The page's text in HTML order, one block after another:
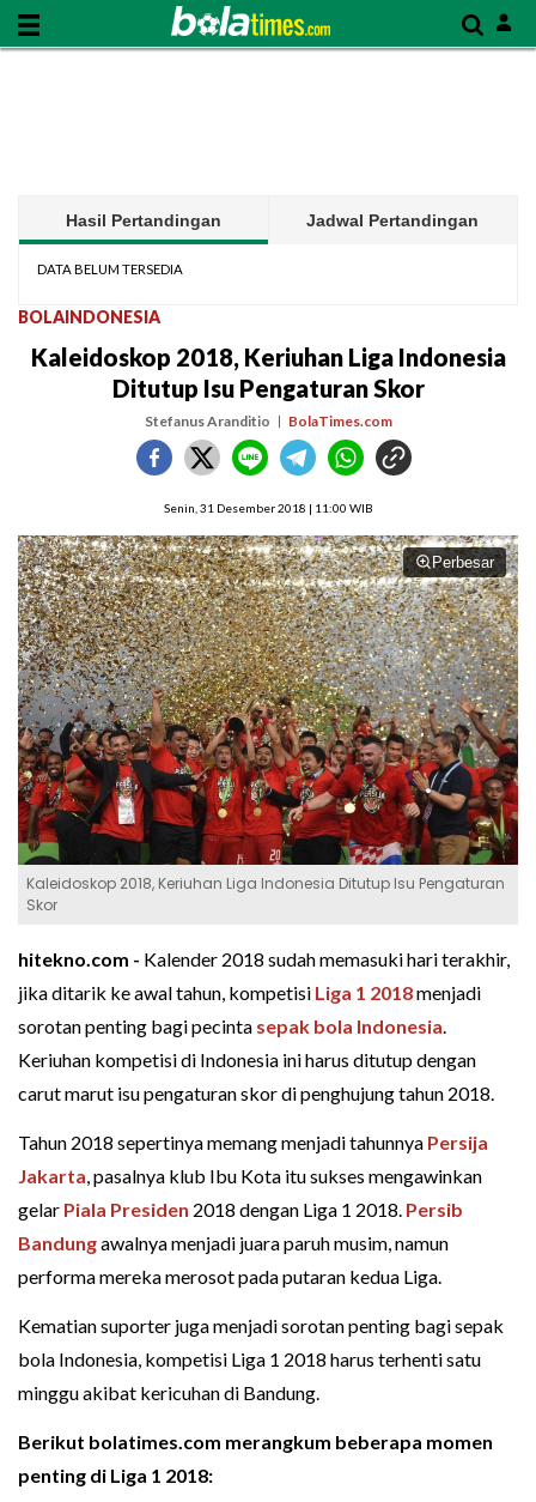
Hasil Pertandingan Jadwal Pertandingan
DATA BELUM TERSEDIA
BOLAINDONESIA
Kaleidoskop 2018, Keriuhan Liga Indonesia
Ditutup Isu Pengaturan Skor
Stefanus Aranditio BolaTimes.com
Senin, 31 Desember 2018 | 11:00 WIB
Perbesar
Kaleidoskop 2018, Keriuhan Liga Indonesia Ditutup Isu Pengaturan
Skor
hitekno.com - Kalender 2018 sudah memasuki hari terakhir,
jika ditarik ke awal tahun, kompetisi Liga 1 2018menjadi
sorotan penting bagi pecinta sepak bola Indonesia.
Keriuhan kompetisi di Indonesia ini harus ditutup dengan
carut marut isu pengaturan skor di penghujung tahun 2018.
Tahun 2018 sepertinya memang menjadi tahunnya Persija
Jakarta, pasalnya klub Ibu Kota itu sukses mengawinkan
gelar Piala Presiden 2018 dengan Liga 1 2018. Persib
Bandungawalnya menjadi juara paruh musim, namun
performa mereka merosot pada putaran kedua Liga.
Kematian suporter juga menjadi sorotan penting bagi sepak
bola Indonesia, kompetisi Liga 1 2018 harus terhenti satu
minggu akibat kericuhan di Bandung.
Berikut bolatimes.com merangkum beberapa momen
penting di Liga 1 2018: